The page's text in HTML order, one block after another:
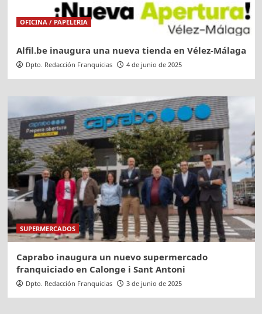
OFICINA / PAPELERIA
Alfil.be inaugura una nueva tienda en Vélez-Málaga
Dpto. Redacción Franquicias 4 de junio de 2025
SUPERMERCADOS
Caprabo inaugura un nuevo supermercado
franquiciado en Calonge i Sant Antoni
Dpto. Redacción Franquicias 3 de junio de 2025